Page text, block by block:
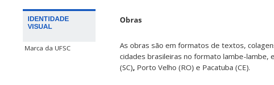
IDENTIDADE
VISUAL
Marca da UFSC
Obras
As obras são em formatos de textos,
cidades brasileiras no formato lambe-lambe,
(SC), Porto Velho (RO) e Pacatuba (CE).